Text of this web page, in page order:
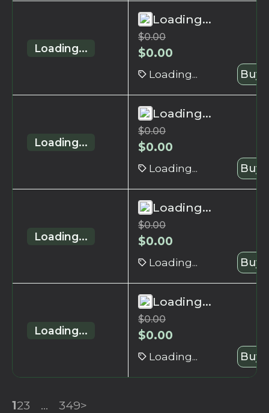
Loading...
Loading...
$0.00
$0.00
Loading... Buy
Loading...
Loading...
$0.00
$0.00
Loading... Buy
Loading...
Loading...
$0.00
$0.00
Loading... Buy
Loading...
Loading...
$0.00
$0.00
Loading... Buy
123 ... 349>